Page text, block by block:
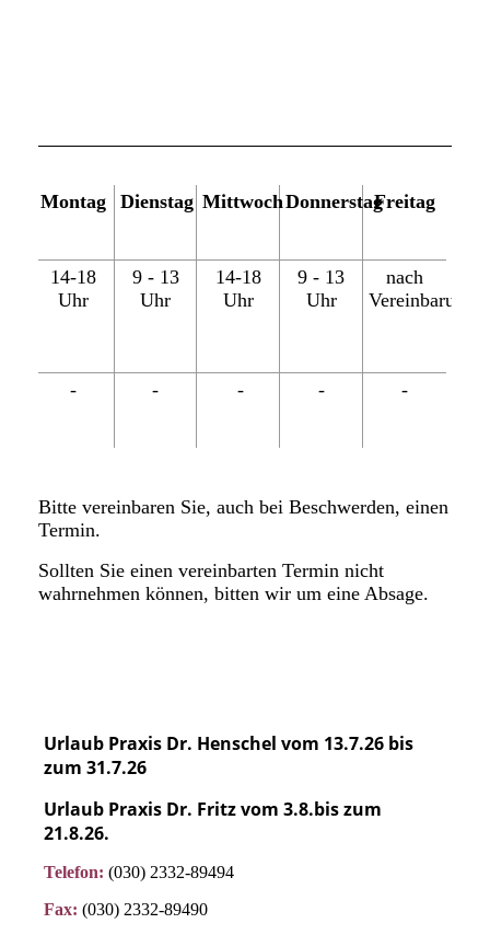
Montag Dienstag MittwochDonnerstagFreitag
14-18
Uhr
9 - 13
Uhr
14-18
Uhr
9 - 13
Uhr
nach
Vereinbarung
- - - - -
Bitte vereinbaren Sie, auch bei Beschwerden, einen
Termin.
Sollten Sie einen vereinbarten Termin nicht
wahrnehmen können, bitten wir um eine Absage.
Urlaub Praxis Dr. Henschel vom 13.7.26 bis
zum 31.7.26
Urlaub Praxis Dr. Fritz vom 3.8.bis zum
21.8.26.
Telefon: (030) 2332-89494
Fax: (030) 2332-89490